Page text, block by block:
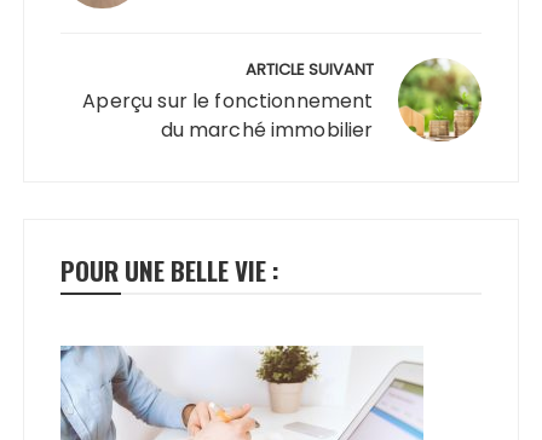
ARTICLE SUIVANT
Aperçu sur le fonctionnement
du marché immobilier
POUR UNE BELLE VIE :